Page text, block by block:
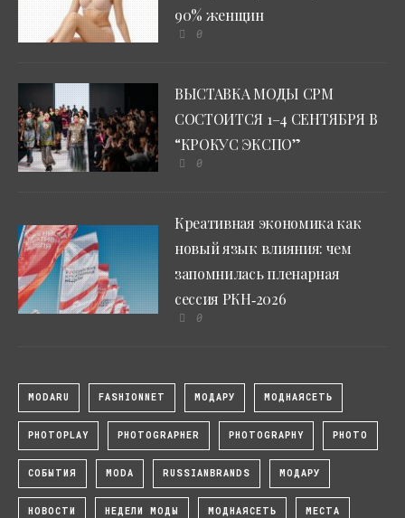
90% женщин
0
ВЫСТАВКА МОДЫ CPM
СОСТОИТСЯ 1–4 СЕНТЯБРЯ В
“КРОКУС ЭКСПО”
0
Креативная экономика как
новый язык влияния: чем
запомнилась пленарная
сессия РКН‑2026
0
MODARU FASHIONNET МОДАРУ МОДНАЯСЕТЬ
PHOTOPLAY PHOTOGRAPHER PHOTOGRAPHY PHOTO
СОБЫТИЯ MODA RUSSIANBRANDS МОДАРУ
НОВОСТИ НЕДЕЛИ МОДЫ МОДНАЯСЕТЬ МЕСТА